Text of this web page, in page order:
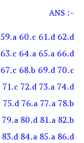
ANS :-
59.a 60.c 61.d 62.d
63.c 64.a 65.a 66.d
67.c 68.b 69.d 70.c
71.c 72.d 73.a 74.d
75.d 76.a 77.a 78.b
79.a 80.d 81.a 82.b
83.d 84.a 85.a 86.d